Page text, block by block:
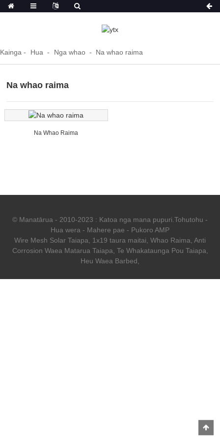
Kainga Hua Nga whao Na whao raima
Na whao raima
Na Whao Raima
© Manatārua - 2010-2023 : Katoa nga mana pupuri. Tohutohu -
Hua wera - Mahere pae - Pukoro AMP
Wire Mesh Solar Taiapa
1x19 taura maitai Whao Raima Anti
Corrosion Waea Matarua Taiapa Te Whakataunga Pou Taiapa
Heu Waea Barbed